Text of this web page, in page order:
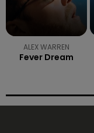
ALEX WARREN
Fever Dream